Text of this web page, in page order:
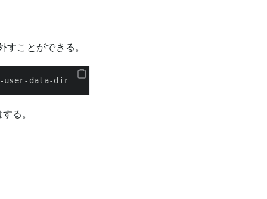
ことができる。
user-data-dir
る。